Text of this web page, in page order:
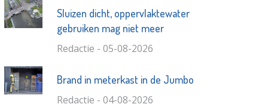
Sluizen dicht, oppervlaktewater
gebruiken mag niet meer
Redactie - 05-08-2026
Brand in meterkast in de Jumbo
Redactie - 04-08-2026